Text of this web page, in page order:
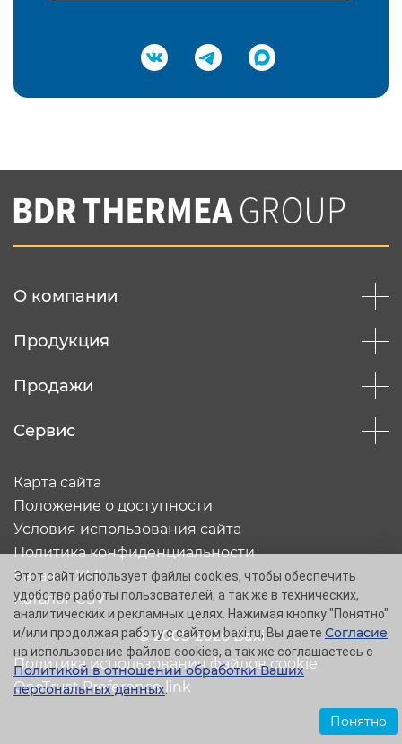
Подтвердить e-mail
Вы соглашаетесь с нашей политикой
конфеденциальности
О компании
Продукция
Продажи
Сервис
© 2005-2026 Baxi
Карта сайта
Положение о доступности
Условия использования сайта
Политика конфиденциальности
Каталог XML
Каталог CSV
Политика использования файлов cookie
OneTrust Preference link
Этот сайт использует файлы cookies, чтобы обеспечить
удобство работы пользователей, а так же в технических,
аналитических и рекламных целях. Нажимая кнопку "Понятно"
и/или продолжая работу с сайтом baxi.ru, Вы даете Согласие
на использование файлов cookies, а так же соглашаетесь с
Политикой в отношении обработки Ваших
персональных данных.
Понятно